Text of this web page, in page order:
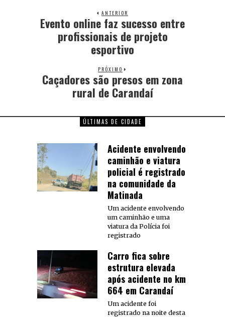
ANTERIOR
Evento online faz sucesso entre
profissionais de projeto
esportivo
PRÓXIMO
Caçadores são presos em zona
rural de Carandaí
ÚLTIMAS DE CIDADE
Acidente envolvendo
caminhão e viatura
policial é registrado
na comunidade da
Matinada
Um acidente envolvendo
um caminhão e uma
viatura da Polícia foi
registrado
Carro fica sobre
estrutura elevada
após acidente no km
664 em Carandaí
Um acidente foi
registrado na noite desta